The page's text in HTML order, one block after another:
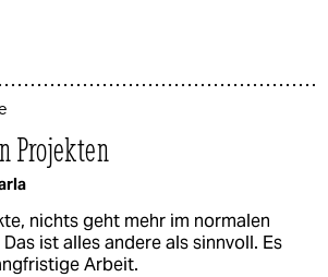
Projekten
nichts geht mehr im normalen
ist alles andere als sinnvoll. Es
Arbeit.